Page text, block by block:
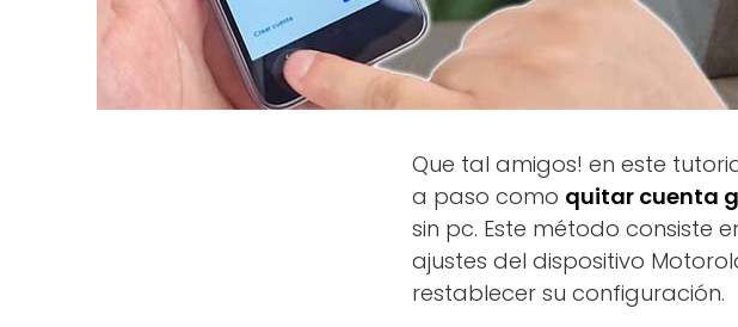
Que tal amigos! en este
a paso como quitar cuenta
sin pc. Este método consiste
ajustes del dispositivo
restablecer su configuración.